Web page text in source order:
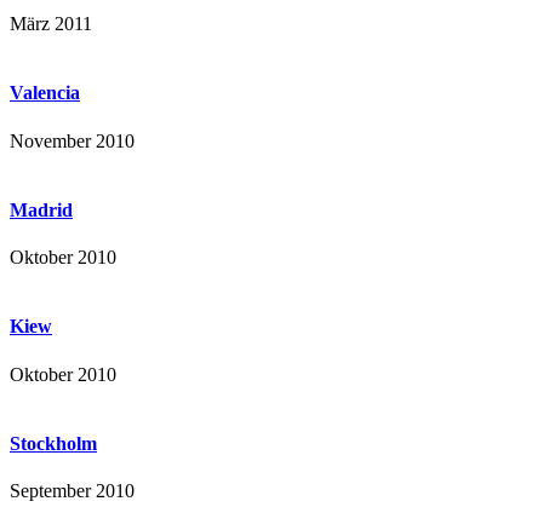
März 2011
Valencia
November 2010
Madrid
Oktober 2010
Kiew
Oktober 2010
Stockholm
September 2010